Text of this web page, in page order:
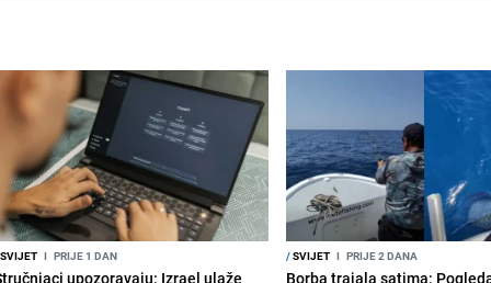
I PRIJE 1 DAN
upozoravaju: Izrael ulaže
/SVIJET I PRIJE 2 DANA
Borba trajala satima: